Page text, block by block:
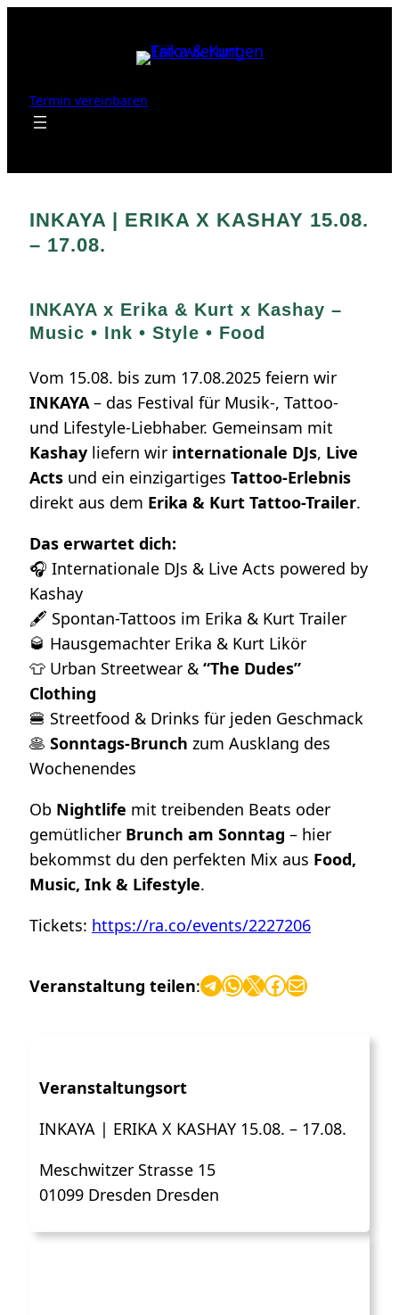
Termin vereinbaren
INKAYA | ERIKA X KASHAY 15.08.
– 17.08.
INKAYA x Erika & Kurt x Kashay –
Music • Ink • Style • Food
Vom 15.08. bis zum 17.08.2025 feiern wir
INKAYA – das Festival für Musik-, Tattoo-
und Lifestyle-Liebhaber. Gemeinsam mit
Kashay liefern wir internationale DJs, Live
Acts und ein einzigartiges Tattoo-Erlebnis
direkt aus dem Erika & Kurt Tattoo-Trailer.
Das erwartet dich:
🎧 Internationale DJs & Live Acts powered by
Kashay
🖋️ Spontan-Tattoos im Erika & Kurt Trailer
🥃 Hausgemachter Erika & Kurt Likör
👕 Urban Streetwear & “The Dudes”
Clothing
🍔 Streetfood & Drinks für jeden Geschmack
🥞 Sonntags-Brunch zum Ausklang des
Wochenendes
Ob Nightlife mit treibenden Beats oder
gemütlicher Brunch am Sonntag – hier
bekommst du den perfekten Mix aus Food,
Music, Ink & Lifestyle.
Tickets: https://ra.co/events/2227206
Veranstaltung teilen:TelegramWhatsApp X Facebook E-Mail
Veranstaltungsort
INKAYA | ERIKA X KASHAY 15.08. – 17.08.
Meschwitzer Strasse 15
01099 Dresden Dresden